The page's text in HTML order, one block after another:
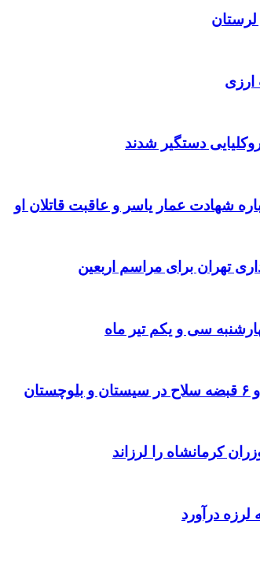
دستگیر شدند
شهادت عمار یاسر و عاقبت قاتلان او
سی و یکم تیر ماه
لرزه درآورد